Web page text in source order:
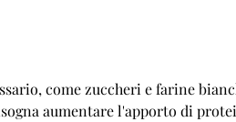
aumentare l'apporto di